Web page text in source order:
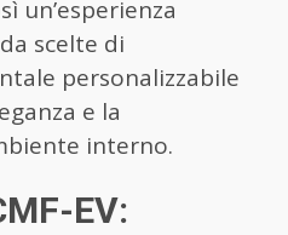
un’esperienza
scelte di
personalizzabile
e la
interno.
EV: